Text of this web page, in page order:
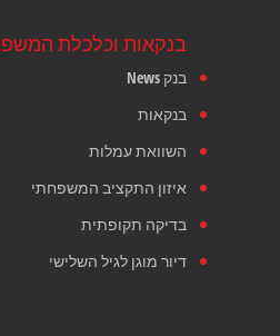
בנקאות וכלכלת
בנק News
בנקאות
השוואת עמלות
איזון התקציב המשפחתי
בדיקה תקופתית
דיור מוגן לגיל השלישי